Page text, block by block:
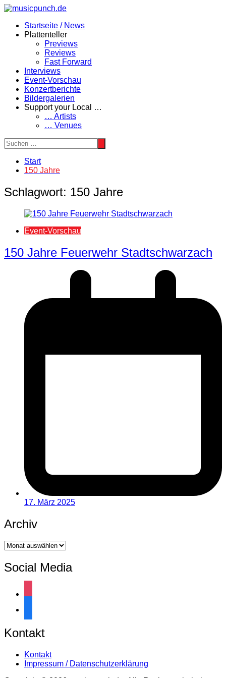
Zum
springenStartseite / News
Plattenteller
Previews
Reviews
Fast Forward
Interviews
Event-Vorschau
Konzertberichte
Bildergalerien
Support your Local …
… Artists
… Venues
Start
150 Jahre
Schlagwort: 150 Jahre
Event-Vorschau
150 Jahre Feuerwehr Stadtschwarzach
17. März 2025
Archiv
Archiv
Social Media
Kontakt
Kontakt
Impressum / Datenschutzerklärung